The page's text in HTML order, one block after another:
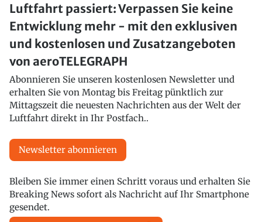
Luftfahrt passiert: Verpassen Sie keine
Entwicklung mehr - mit den exklusiven
und kostenlosen und Zusatzangeboten
von aeroTELEGRAPH
Abonnieren Sie unseren kostenlosen Newsletter und
erhalten Sie von Montag bis Freitag pünktlich zur
Mittagszeit die neuesten Nachrichten aus der Welt der
Luftfahrt direkt in Ihr Postfach..
Newsletter abonnieren
Bleiben Sie immer einen Schritt voraus und erhalten Sie
Breaking News sofort als Nachricht auf Ihr Smartphone
gesendet.